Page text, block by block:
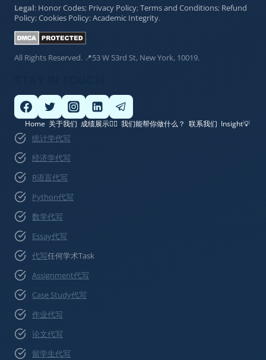
Legal: Honor Codes; Privacy Policy;Terms and Conditions; Refund
Policy;Cookies Policy;Academic Integrity.
All Rights Reserved. 📍53 W 53rd St, New York, 10019.
Home 关于我们 成绩展示👍🏽 我们能帮你做什么？ 联系我们 Insight💡
统计学代写
经济学代写
R语言代写
Python代写
数学代写
Essay代写
代写任何学术Task
Assignment代写
Case Study代写
作业代写
论文代写
留学生代写